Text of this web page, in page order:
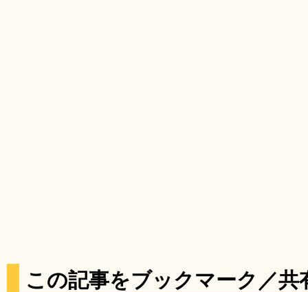
この記事をブックマーク／共